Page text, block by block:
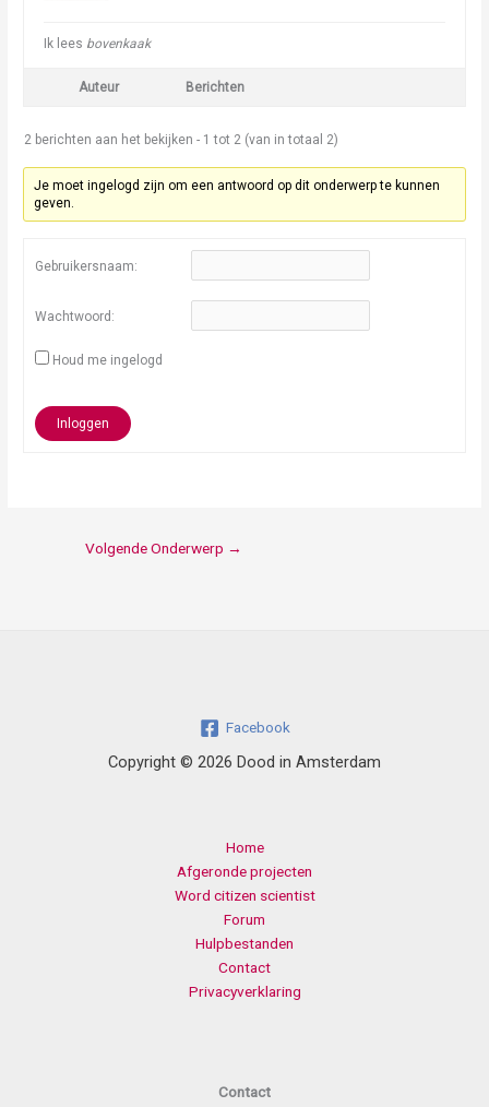
Ik lees bovenkaak
Auteur Berichten
2 berichten aan het bekijken - 1 tot 2 (van in totaal 2)
Je moet ingelogd zijn om een antwoord op dit onderwerp te kunnen
geven.
Gebruikersnaam:
Wachtwoord:
Houd me ingelogd
Inloggen
Volgende Onderwerp →
Facebook
Copyright © 2026 Dood in Amsterdam
Home
Afgeronde projecten
Word citizen scientist
Forum
Hulpbestanden
Contact
Privacyverklaring
Contact